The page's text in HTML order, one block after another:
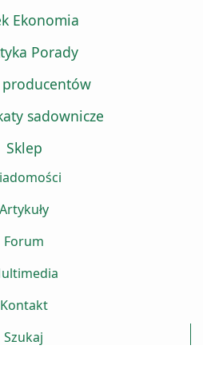
Ekonomia
Porady
sadownicze
Sklep
Artykuły
Forum
Kontakt
Szukaj